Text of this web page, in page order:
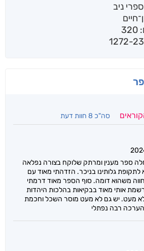
ניב
סה"כ 8 חוות דעת
ספר מענין ומרתק שלוקח בצורה נפלאה
לתקופת גלותינו בניכר. הזדהתי מאוד עם
משהוא דומה. סוף הספר מאוד דרמתי
אותי מאוד בבקיאות בהלכות היהדות
מעט. יש גם לא מעט מוסר השכל וחכמת
רבה נפתלי